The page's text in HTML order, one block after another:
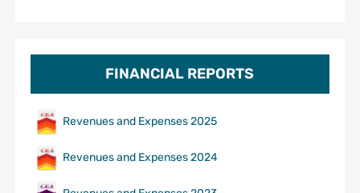
FINANCIAL REPORTS
Revenues and Expenses 2025
Revenues and Expenses 2024